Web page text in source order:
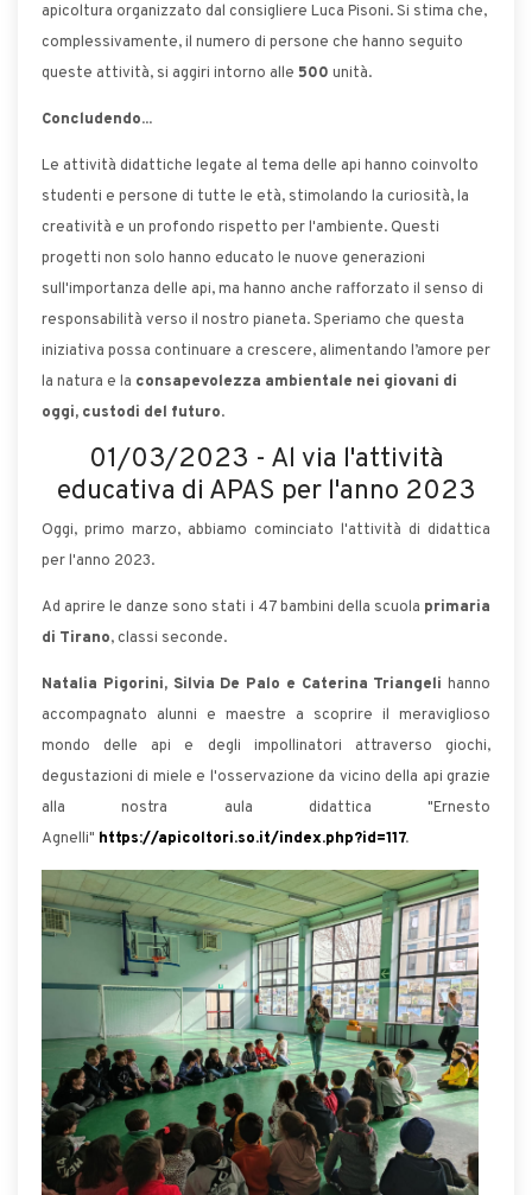
apicoltura organizzato dal consigliere Luca Pisoni. Si stima che,
complessivamente, il numero di persone che hanno seguito
queste attività, si aggiri intorno alle 500 unità.
Concludendo...
Le attività didattiche legate al tema delle api hanno coinvolto
studenti e persone di tutte le età, stimolando la curiosità, la
creatività e un profondo rispetto per l'ambiente. Questi
progetti non solo hanno educato le nuove generazioni
sull'importanza delle api, ma hanno anche rafforzato il senso di
responsabilità verso il nostro pianeta. Speriamo che questa
iniziativa possa continuare a crescere, alimentando l’amore per
la natura e la consapevolezza ambientale nei giovani di
oggi, custodi del futuro.
01/03/2023 - Al via l'attività
educativa di APAS per l'anno 2023
Oggi, primo marzo, abbiamo cominciato l'attività di didattica
per l'anno 2023.
Ad aprire le danze sono stati i 47 bambini della scuola primaria
di Tirano, classi seconde.
Natalia Pigorini, Silvia De Palo e Caterina Triangeli hanno
accompagnato alunni e maestre a scoprire il meraviglioso
mondo delle api e degli impollinatori attraverso giochi,
degustazioni di miele e l'osservazione da vicino della api grazie
alla nostra aula didattica "Ernesto
Agnelli" https://apicoltori.so.it/index.php?id=117.